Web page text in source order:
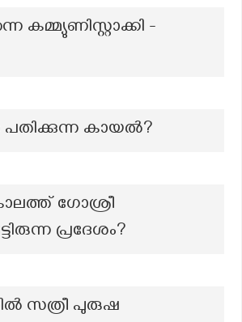
കമ്മ്യുണിസ്റ്റാക്കി -
പതിക്കുന്ന കായൽ?
ഗോശ്രീ
പ്രദേശം?
സത്രീ പുരുഷ